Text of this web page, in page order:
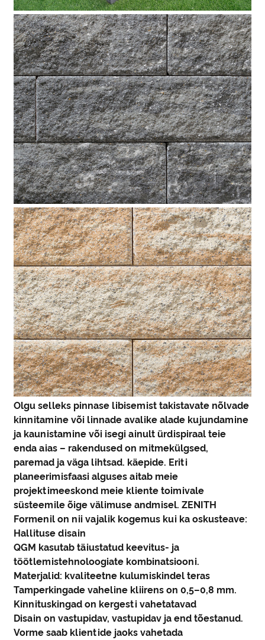
Olgu selleks pinnase libisemist takistavate nõlvade
kinnitamine või linnade avalike alade kujundamine
ja kaunistamine või isegi ainult ürdispiraal teie
enda aias – rakendused on mitmekülgsed,
paremad ja väga lihtsad. käepide. Eriti
planeerimisfaasi alguses aitab meie
projektimeeskond meie kliente toimivale
süsteemile õige välimuse andmisel. ZENITH
Formenil on nii vajalik kogemus kui ka oskusteave:
Hallituse disain
QGM kasutab täiustatud keevitus- ja
töötlemistehnoloogiate kombinatsiooni.
Materjalid: kvaliteetne kulumiskindel teras
Tamperkingade vaheline kliirens on 0,5–0,8 mm.
Kinnituskingad on kergesti vahetatavad
Disain on vastupidav, vastupidav ja end tõestanud.
Vorme saab klientide jaoks vahetada